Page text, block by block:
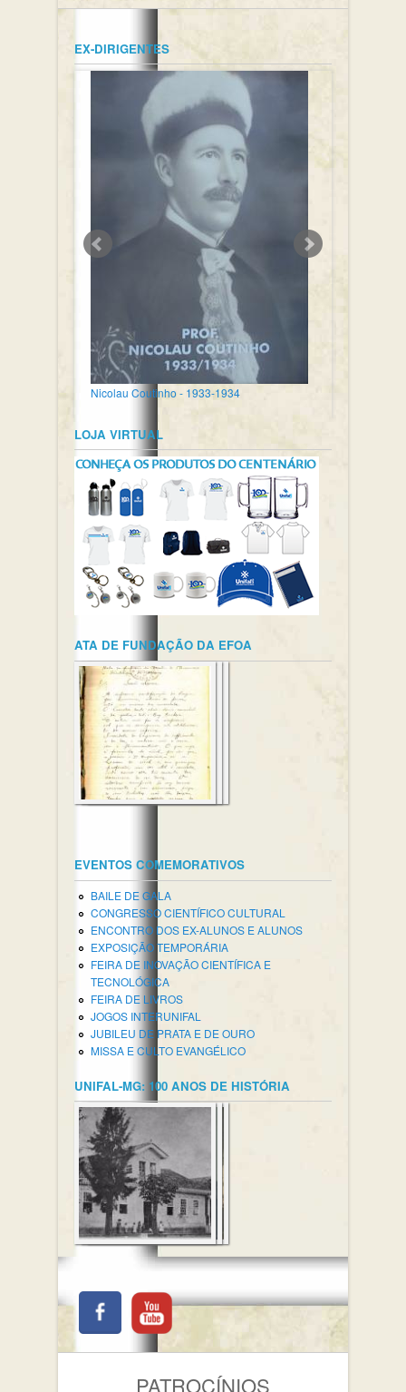
EX-DIRIGENTES
Nicolau Coutinho - 1933-1934
LOJA VIRTUAL
ATA DE FUNDAÇÃO DA EFOA
EVENTOS COMEMORATIVOS
BAILE DE GALA
CONGRESSO CIENTÍFICO CULTURAL
ENCONTRO DOS EX-ALUNOS E ALUNOS
EXPOSIÇÃO TEMPORÁRIA
FEIRA DE INOVAÇÃO CIENTÍFICA E
TECNOLÓGICA
FEIRA DE LIVROS
JOGOS INTERUNIFAL
JUBILEU DE PRATA E DE OURO
MISSA E CULTO EVANGÉLICO
UNIFAL-MG: 100 ANOS DE HISTÓRIA
PATROCÍNIOS